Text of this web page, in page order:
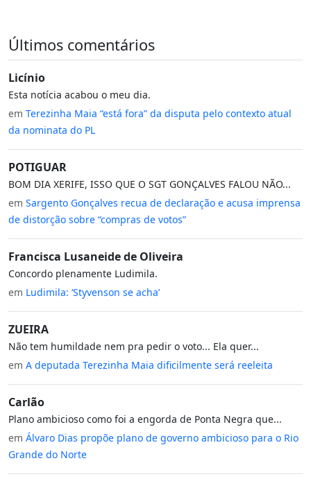
Últimos comentários
Licínio
Esta notícia acabou o meu dia.
em Terezinha Maia “está fora” da disputa pelo contexto atual
da nominata do PL
POTIGUAR
BOM DIA XERIFE, ISSO QUE O SGT GONÇALVES FALOU NÃO...
em Sargento Gonçalves recua de declaração e acusa imprensa
de distorção sobre “compras de votos”
Francisca Lusaneide de Oliveira
Concordo plenamente Ludimila.
em Ludimila: ‘Styvenson se acha’
ZUEIRA
Não tem humildade nem pra pedir o voto... Ela quer...
em A deputada Terezinha Maia dificilmente será reeleita
Carlão
Plano ambicioso como foi a engorda de Ponta Negra que...
em Álvaro Dias propõe plano de governo ambicioso para o Rio
Grande do Norte